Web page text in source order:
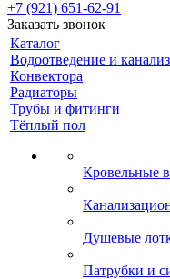
+7 (921) 651-62-91
Заказать звонок
Каталог
Водоотведение и
Конвектора
Радиаторы
Трубы и фитинги
Тёплый пол
Кровельные
Душевые
Патрубки и